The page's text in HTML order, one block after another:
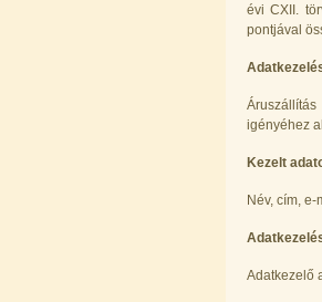
évi CXII.
pontjával
igényéhez
Kezelt
Név, cím,
Adatkezelő